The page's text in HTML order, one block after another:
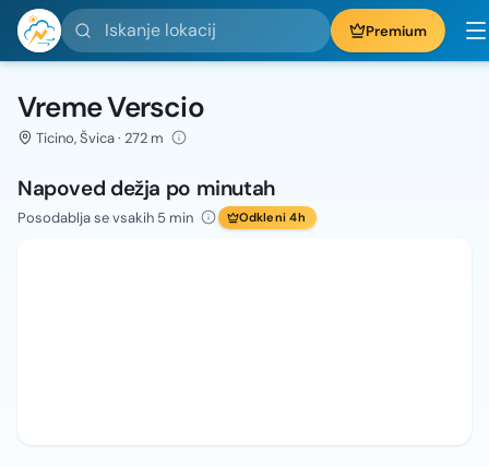
Iskanje lokacij Premium
Vreme Verscio
Ticino, Švica · 272 m
Napoved dežja po minutah
Posodablja se vsakih 5 min Odkleni 4h